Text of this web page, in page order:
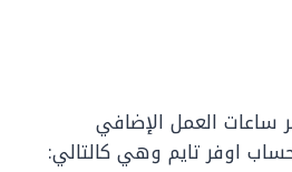
ساعات العمل الإضافي
اوفر تايم وهي كالتالي: